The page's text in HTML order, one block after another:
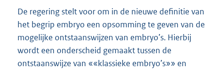
De regering stelt voor om in de nieuwe definitie van
het begrip embryo een opsomming te geven van de
mogelijke ontstaanswijzen van embryo’s. Hierbij
wordt een onderscheid gemaakt tussen de
ontstaanswijze van ««klassieke embryo’s»» en